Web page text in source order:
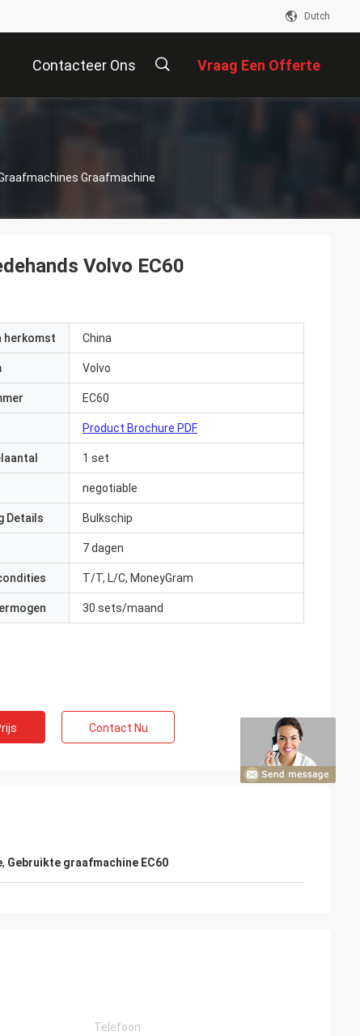
Dutch
Contacteer Ons Vraag Een Offerte
Graafmachine
Volvo EC60
herkomst China
Volvo
EC60
Product Brochure PDF
1 set
negotiable
Details Bulkschip
7 dagen
T/T, L/C, MoneyGram
30 sets/maand
Contact Nu
, Gebruikte graafmachine EC60